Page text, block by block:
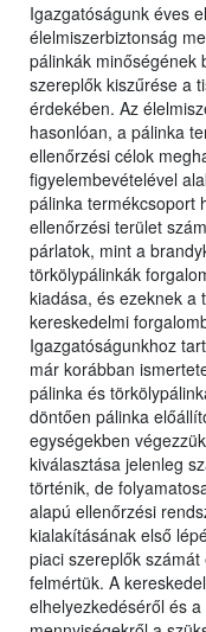
Igazgatóságunk éves
élelmiszerbiztonság
pálinkák minőségének
szereplők kiszűrése a
érdekében. Az
hasonlóan, a pálinka
ellenőrzési célok
figyelembevételével
pálinka termékcsoport
ellenőrzési terület
párlatok, mint a
törkölypálinkák
kiadása, és ezeknek a
kereskedelmi
Igazgatóságunkhoz
már korábban
pálinka és
döntően pálinka
egységekben
kiválasztása jelenleg
történik, de
alapú ellenőrzési
kialakításának első
piaci szereplők
felmértük. A
elhelyezkedéséről és